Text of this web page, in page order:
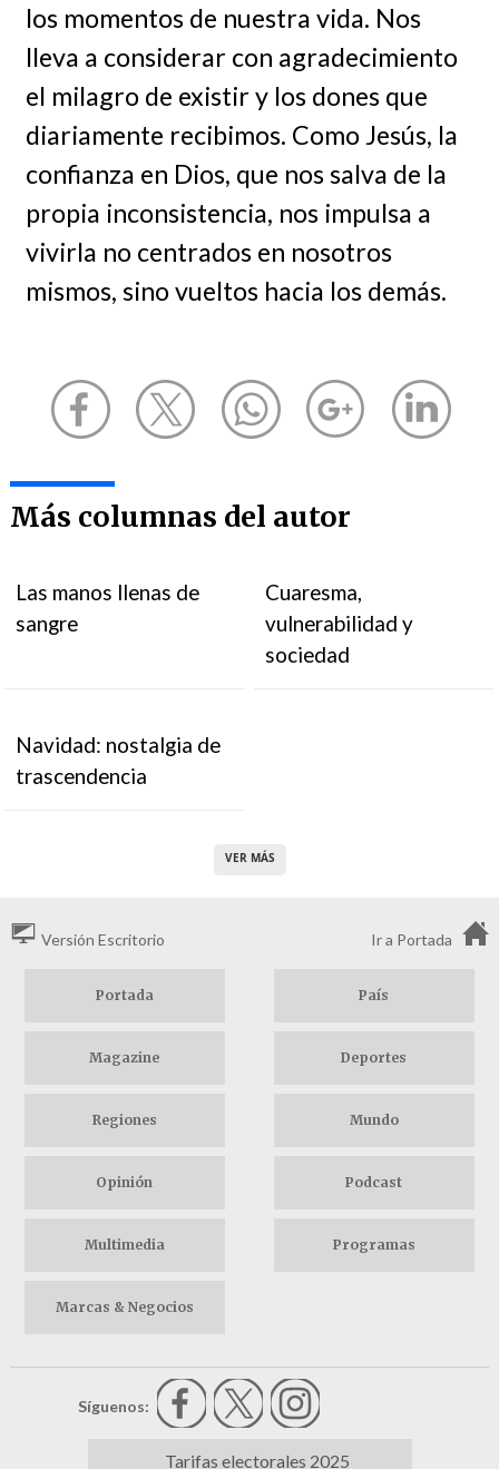
los momentos de nuestra vida. Nos
lleva a considerar con agradecimiento
el milagro de existir y los dones que
diariamente recibimos. Como Jesús, la
confianza en Dios, que nos salva de la
propia inconsistencia, nos impulsa a
vivirla no centrados en nosotros
mismos, sino vueltos hacia los demás.
Más columnas del autor
Las manos llenas de
sangre
Cuaresma,
vulnerabilidad y
sociedad
Navidad: nostalgia de
trascendencia
VER MÁS
Versión Escritorio Ir a Portada
Portada País
Magazine Deportes
Regiones Mundo
Opinión Podcast
Multimedia Programas
Marcas & Negocios
Síguenos:
Tarifas electorales 2025